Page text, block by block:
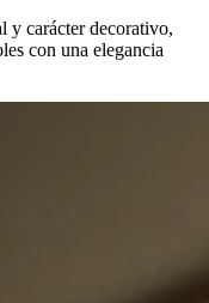
y carácter decorativo,
con una elegancia